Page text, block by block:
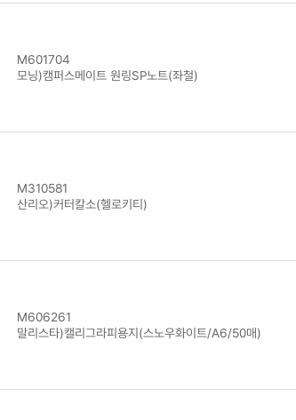
M601704
모닝)캠퍼스메이트 원링SP노트(좌철)
M310581
산리오)커터칼소(헬로키티)
M606261
말리스타)캘리그라피용지(스노우화이트/A6/50매)